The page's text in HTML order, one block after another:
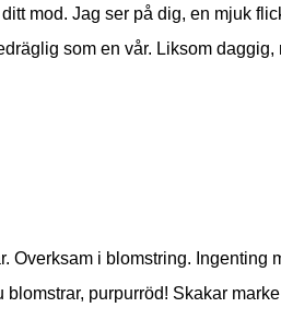
mod. Jag ser på dig, en mjuk
som en vår. Liksom daggig,
Overksam i blomstring. Ingenting
blomstrar, purpurröd! Skakar